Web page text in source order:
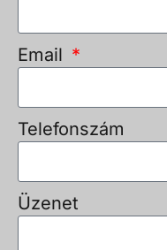
Email
Telefonszám
Üzenet